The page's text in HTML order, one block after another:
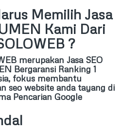
Memilih Jasa
Kami Dari
?
merupakan Jasa SEO
Bergaransi Ranking 1
fokus membantu
seo website anda tayang di
Pencarian Google